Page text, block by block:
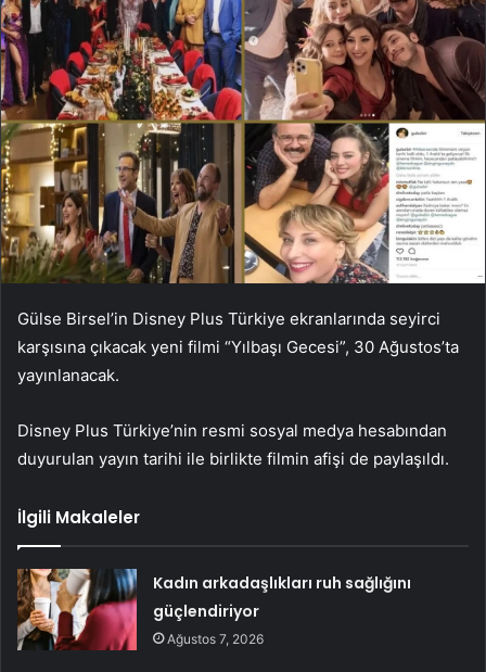
Gülse Birsel’in Disney Plus Türkiye ekranlarında seyirci
karşısına çıkacak yeni filmi “Yılbaşı Gecesi”, 30 Ağustos’ta
yayınlanacak.
Disney Plus Türkiye’nin resmi sosyal medya hesabından
duyurulan yayın tarihi ile birlikte filmin afişi de paylaşıldı.
İlgili Makaleler
Kadın arkadaşlıkları ruh sağlığını
güçlendiriyor
Ağustos 7, 2026